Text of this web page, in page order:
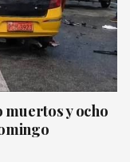
y ocho